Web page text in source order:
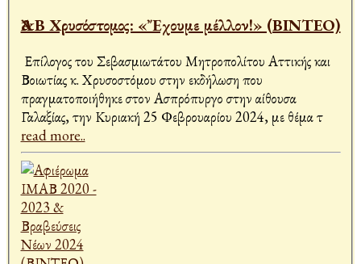
Ἀ&Β Χρυσόστομος: «Ἔχουμε μέλλον!» (ΒΙΝΤΕΟ)
Επίλογος του Σεβασμιωτάτου Μητροπολίτου Αττικής και
Βοιωτίας κ. Χρυσοστόμου στην εκδήλωση που
πραγματοποιήθηκε στον Ασπρόπυργο στην αίθουσα
Γαλαξίας, την Κυριακή 25 Φεβρουαρίου 2024, με θέμα τ
read more..